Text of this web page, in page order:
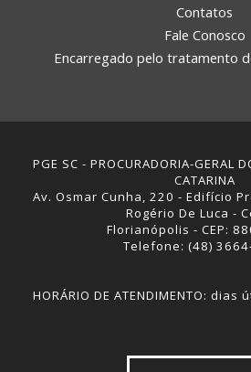
Contatos
Fale Conosco
Encarregado pelo tratamento
PGE SC - PROCURADORIA-GERAL
CATARINA
Av. Osmar Cunha, 220 - Edifício
Rogério De Luca -
Florianópolis - CEP:
Telefone: (48)
HORÁRIO DE ATENDIMENTO: